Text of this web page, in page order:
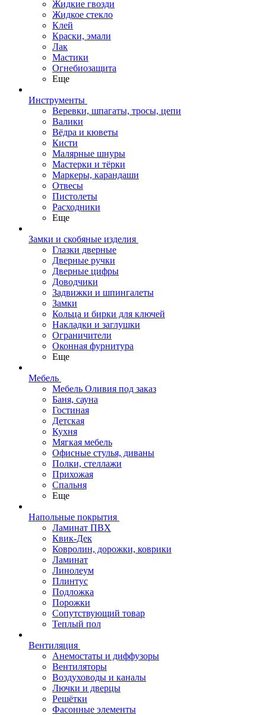
Жидкие гвозди
Жидкое стекло
Клей
Краски, эмали
Лак
Мастики
Огнебиозащита
Еще
Инструменты
Веревки, шпагаты, тросы, цепи
Валики
Вёдра и кюветы
Кисти
Малярные шнуры
Мастерки и тёрки
Маркеры, карандаши
Отвесы
Пистолеты
Расходники
Еще
Замки и скобяные изделия
Глазки дверные
Дверные ручки
Дверные цифры
Доводчики
Задвижки и шпингалеты
Замки
Кольца и бирки для ключей
Накладки и заглушки
Ограничители
Оконная фурнитура
Еще
Мебель
Мебель Оливия под заказ
Баня, сауна
Гостиная
Детская
Кухня
Мягкая мебель
Офисные стулья, диваны
Полки, стеллажи
Прихожая
Спальня
Еще
Напольные покрытия
Ламинат ПВХ
Квик-Дек
Ковролин, дорожки, коврики
Ламинат
Линолеум
Плинтус
Подложка
Порожки
Сопутствующий товар
Теплый пол
Вентиляция
Анемостаты и диффузоры
Вентиляторы
Воздуховоды и каналы
Лючки и дверцы
Решётки
Фасонные элементы